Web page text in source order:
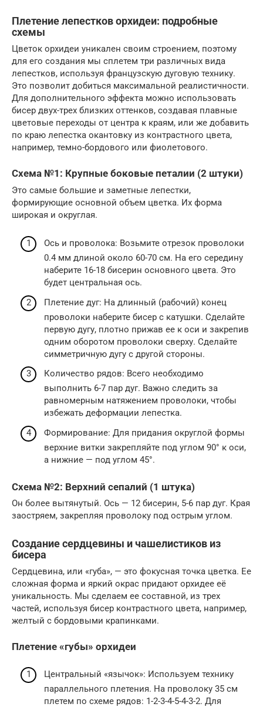
Плетение лепестков орхидеи: подробные
схемы
Цветок орхидеи уникален своим строением, поэтому
для его создания мы сплетем три различных вида
лепестков, используя французскую дуговую технику.
Это позволит добиться максимальной реалистичности.
Для дополнительного эффекта можно использовать
бисер двух-трех близких оттенков, создавая плавные
цветовые переходы от центра к краям, или же добавить
по краю лепестка окантовку из контрастного цвета,
например, темно-бордового или фиолетового.
Схема №1: Крупные боковые петалии (2 штуки)
Это самые большие и заметные лепестки,
формирующие основной объем цветка. Их форма
широкая и округлая.
Ось и проволока: Возьмите отрезок проволоки
0.4 мм длиной около 60-70 см. На его середину
наберите 16-18 бисерин основного цвета. Это
будет центральная ось.
Плетение дуг: На длинный (рабочий) конец
проволоки наберите бисер с катушки. Сделайте
первую дугу, плотно прижав ее к оси и закрепив
одним оборотом проволоки сверху. Сделайте
симметричную дугу с другой стороны.
Количество рядов: Всего необходимо
выполнить 6-7 пар дуг. Важно следить за
равномерным натяжением проволоки, чтобы
избежать деформации лепестка.
Формирование: Для придания округлой формы
верхние витки закрепляйте под углом 90° к оси,
а нижние — под углом 45°.
Схема №2: Верхний сепалий (1 штука)
Он более вытянутый. Ось — 12 бисерин, 5-6 пар дуг. Края
заостряем, закрепляя проволоку под острым углом.
Создание сердцевины и чашелистиков из
бисера
Сердцевина, или «губа», — это фокусная точка цветка. Ее
сложная форма и яркий окрас придают орхидее её
уникальность. Мы сделаем ее составной, из трех
частей, используя бисер контрастного цвета, например,
желтый с бордовыми крапинками.
Плетение «губы» орхидеи
Центральный «язычок»: Используем технику
параллельного плетения. На проволоку 35 см
плетем по схеме рядов: 1-2-3-4-5-4-3-2. Для